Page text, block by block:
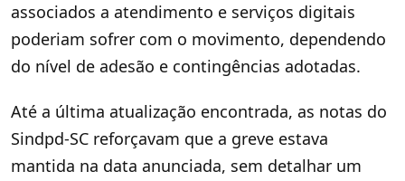
associados a atendimento e serviços digitais
poderiam sofrer com o movimento, dependendo
do nível de adesão e contingências adotadas.
Até a última atualização encontrada, as notas do
Sindpd-SC reforçavam que a greve estava
mantida na data anunciada, sem detalhar um